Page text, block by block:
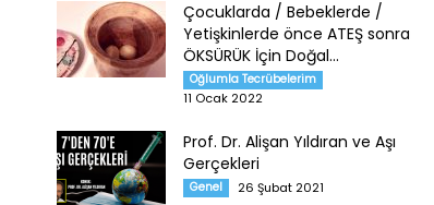
Çocuklarda / Bebeklerde /
Yetişkinlerde önce ATEŞ sonra
ÖKSÜRÜK İçin Doğal...
Oğlumla Tecrübelerim
11 Ocak 2022
Prof. Dr. Alişan Yıldıran ve Aşı
Gerçekleri
Genel 26 Şubat 2021